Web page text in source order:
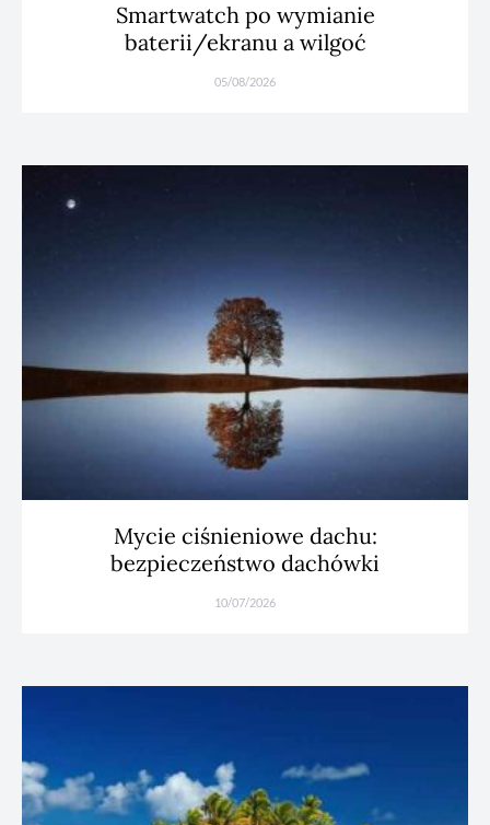
Smartwatch po wymianie
baterii/ekranu a wilgoć
05/08/2026
Mycie ciśnieniowe dachu:
bezpieczeństwo dachówki
10/07/2026